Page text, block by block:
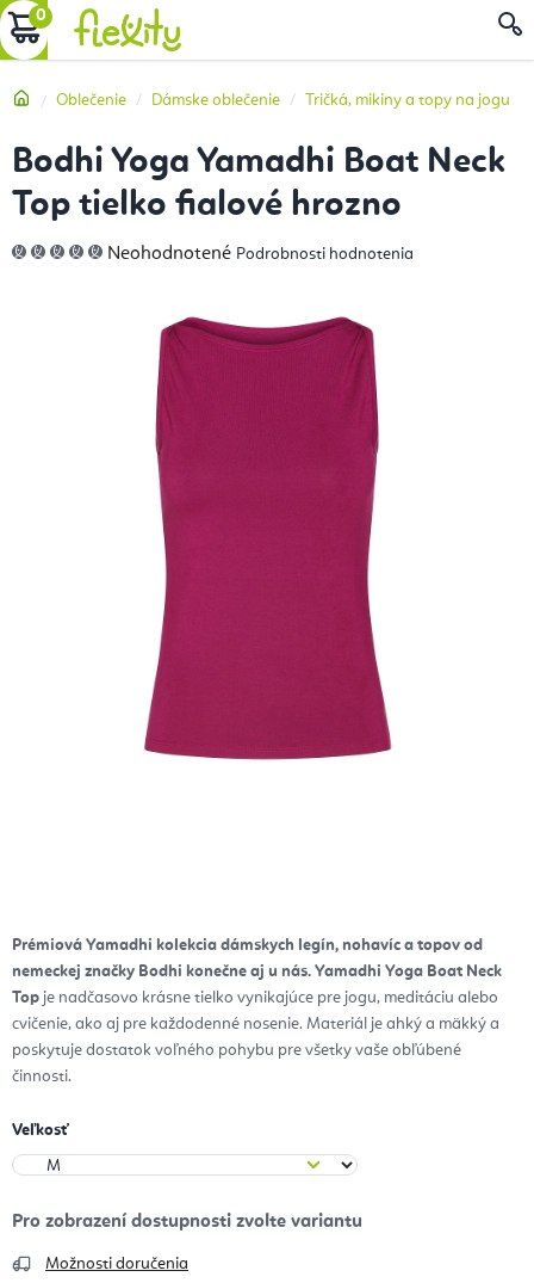
Prejsť
na
NÁKUPNÝ
Domov
Oblečenie Dámske oblečenie Tričká, mikiny a topy na jogu
Prémiová Yamadhi kolekcia dámskych legín, nohavíc a topov od
nemeckej značky Bodhi konečne aj u nás. Yamadhi Yoga Boat Neck
Top je nadčasovo krásne tielko vynikajúce pre jogu, meditáciu alebo
cvičenie, ako aj pre každodenné nosenie. Materiál je ahký a mäkký a
poskytuje dostatok voľného pohybu pre všetky vaše obľúbené
činnosti.
Veľkosť
Možnosti doručenia
Bodhi Yoga Yamadhi Boat Neck
Top tielko fialové hrozno
Priemerné
hodnotenie
hviezdičiek.
Neohodnotené Podrobnosti hodnotenia